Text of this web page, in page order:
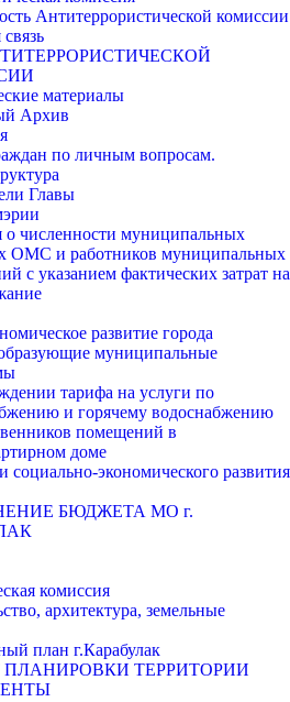
Антитеррористической комиссии
материалы
Архив
по личным вопросам.
Главы
о численности муниципальных
ОМС и работников муниципальных
с указанием фактических затрат на
развитие города
муниципальные
тарифа на услуги по
и горячему водоснабжению
помещений в
доме
социально-экономического развития
БЮДЖЕТА МО г.
комиссия
архитектура, земельные
план г.Карабулак
ПЛАНИРОВКИ ТЕРРИТОРИИ